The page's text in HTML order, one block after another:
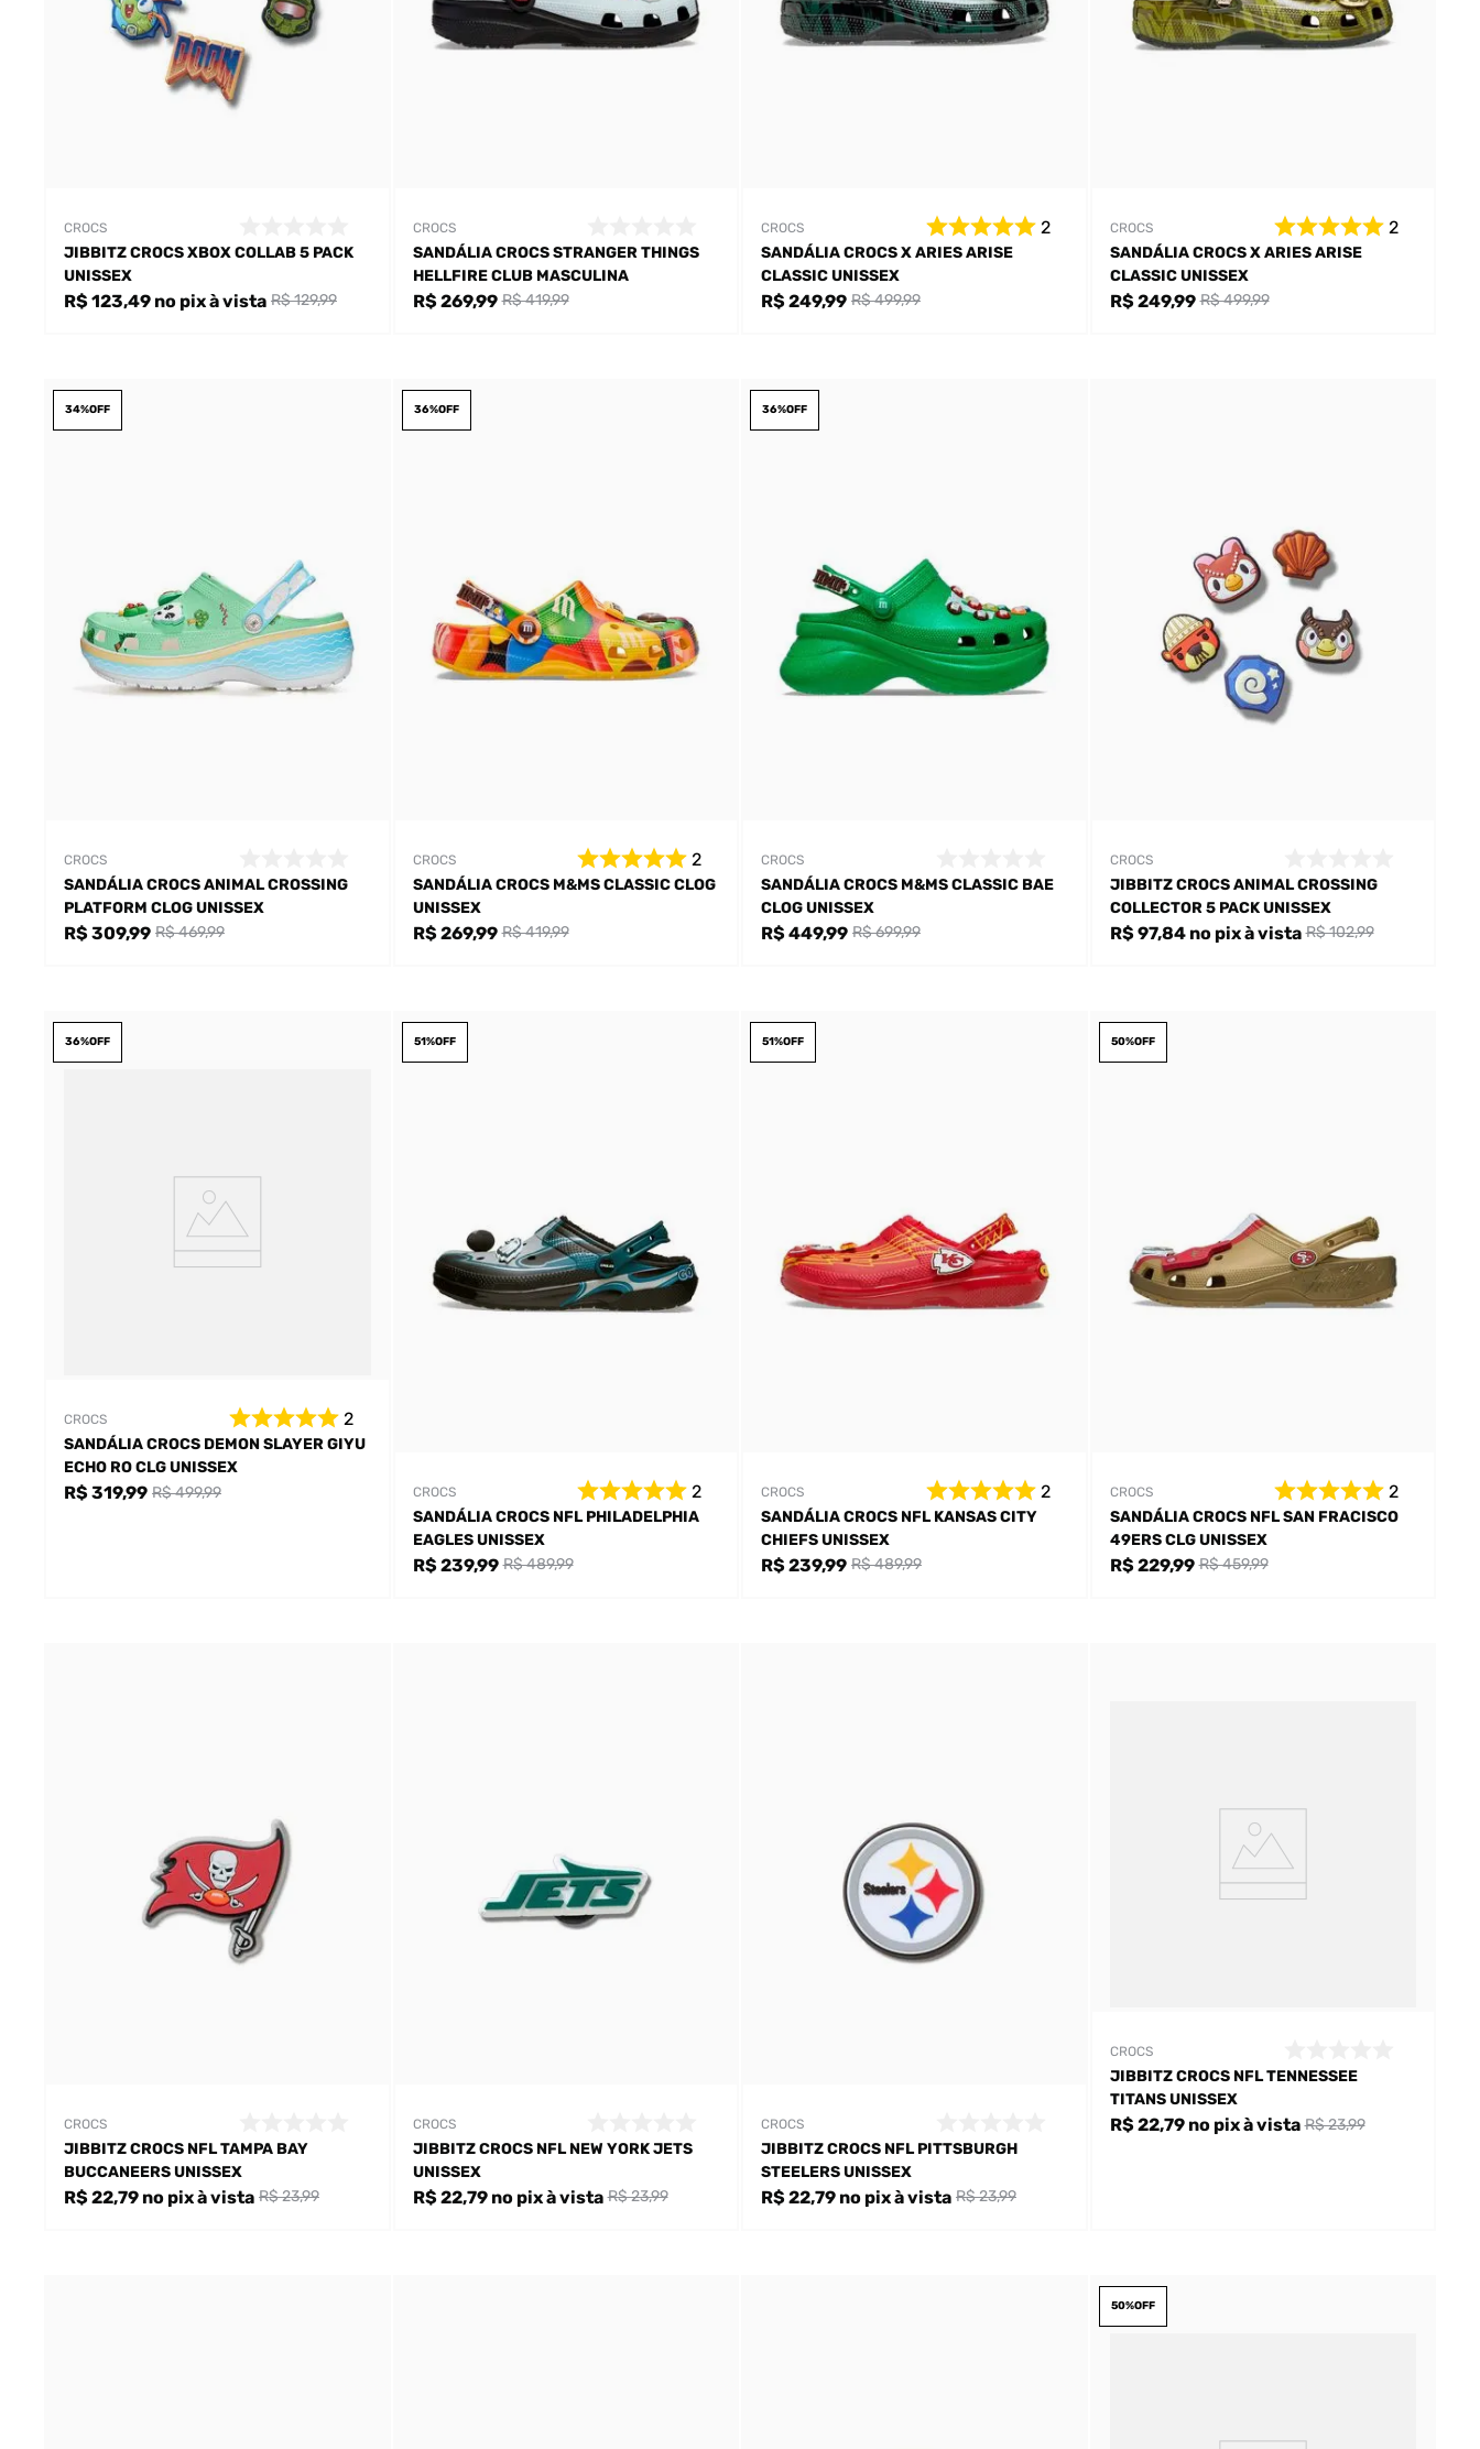
Bem-Vindo à artwalk
Para ter uma melhor experiência de compra, insira seu CEP
CROCS
JIBBITZ CROCS XBOX COLLAB 5 PACK
UNISSEX
R$ 123,49 no pixà vista R$ 129,99
CROCS
SANDÁLIA CROCS STRANGER THINGS
HELLFIRE CLUB MASCULINA
R$ 269,99 R$ 419,99
CROCS 2
SANDÁLIA CROCS X ARIES ARISE
CLASSIC UNISSEX
R$ 249,99 R$ 499,99
CROCS 2
SANDÁLIA CROCS X ARIES ARISE
CLASSIC UNISSEX
R$ 249,99 R$ 499,99
34%OFF
CROCS
SANDÁLIA CROCS ANIMAL CROSSING
PLATFORM CLOG UNISSEX
R$ 309,99 R$ 469,99
36%OFF
CROCS 2
SANDÁLIA CROCS M&MS CLASSIC CLOG
UNISSEX
R$ 269,99 R$ 419,99
36%OFF
CROCS
SANDÁLIA CROCS M&MS CLASSIC BAE
CLOG UNISSEX
R$ 449,99 R$ 699,99
CROCS
JIBBITZ CROCS ANIMAL CROSSING
COLLECTOR 5 PACK UNISSEX
R$ 97,84no pixà vista R$ 102,99
36%OFF
CROCS 2
SANDÁLIA CROCS DEMON SLAYER GIYU
ECHO RO CLG UNISSEX
R$ 319,99 R$ 499,99
51%OFF
CROCS 2
SANDÁLIA CROCS NFL PHILADELPHIA
EAGLES UNISSEX
R$ 239,99 R$ 489,99
51%OFF
CROCS 2
SANDÁLIA CROCS NFL KANSAS CITY
CHIEFS UNISSEX
R$ 239,99 R$ 489,99
50%OFF
CROCS 2
SANDÁLIA CROCS NFL SAN FRACISCO
49ERS CLG UNISSEX
R$ 229,99 R$ 459,99
CROCS
JIBBITZ CROCS NFL TAMPA BAY
BUCCANEERS UNISSEX
R$ 22,79 no pixà vista R$ 23,99
CROCS
JIBBITZ CROCS NFL NEW YORK JETS
UNISSEX
R$ 22,79no pixà vista R$ 23,99
CROCS
JIBBITZ CROCS NFL PITTSBURGH
STEELERS UNISSEX
R$ 22,79 no pixà vista R$ 23,99
CROCS
JIBBITZ CROCS NFL TENNESSEE
TITANS UNISSEX
R$ 22,79no pixà vista R$ 23,99
50%OFF